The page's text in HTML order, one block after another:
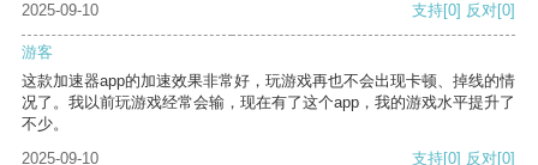
2025-09-10
支持[0] 反对[0]
游客
这款加速器app的加速效果非常好，玩游戏再也不会出现卡顿、掉线的情
况了。我以前玩游戏经常会输，现在有了这个app，我的游戏水平提升了
不少。
2025-09-10
支持[0] 反对[0]